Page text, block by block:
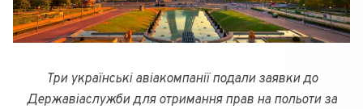
Три українські авіакомпанії подали заявки до
Державіаслужби для отримання прав на польоти за